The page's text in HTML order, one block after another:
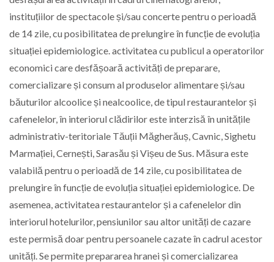
instituțiilor de spectacole și/sau concerte pentru o perioadă
de 14 zile, cu posibilitatea de prelungire în funcție de evoluția
situației epidemiologice. activitatea cu publicul a operatorilor
economici care desfășoară activități de preparare,
comercializare și consum al produselor alimentare și/sau
băuturilor alcoolice și nealcoolice, de tipul restaurantelor și
cafenelelor, în interiorul clădirilor este interzisă în unitățile
administrativ-teritoriale Tăuții Măgherăuș, Cavnic, Sighetu
Marmației, Cernești, Sarasău și Vișeu de Sus. Măsura este
valabilă pentru o perioadă de 14 zile, cu posibilitatea de
prelungire în funcție de evoluția situației epidemiologice. De
asemenea, activitatea restaurantelor și a cafenelelor din
interiorul hotelurilor, pensiunilor sau altor unități de cazare
este permisă doar pentru persoanele cazate în cadrul acestor
unități. Se permite prepararea hranei și comercializarea